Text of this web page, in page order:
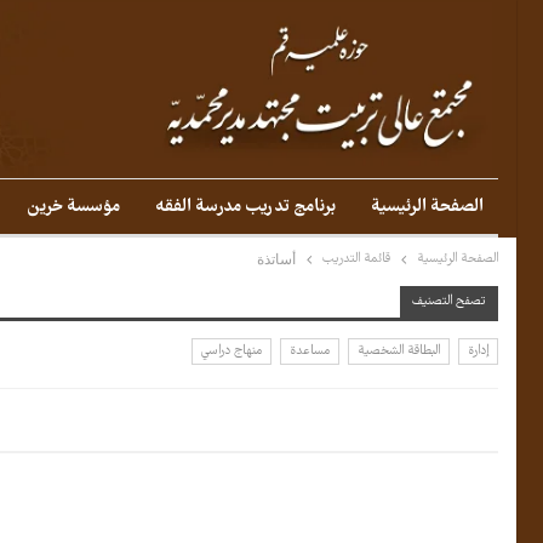
الصفحة الرئيسية برنامج تدريب مدرسة الفقه مؤسسة خرين
الصفحة الرئيسية قائمة التدريب أساتذة
تصفح التصنيف
إدارة البطاقة الشخصية مساعدة منهاج دراسي